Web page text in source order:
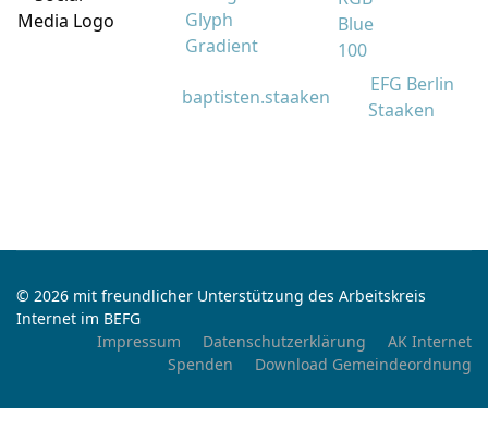
baptisten.staaken
EFG Berlin
Staaken
© 2026 mit freundlicher Unterstützung des Arbeitskreis
Internet im BEFG
Impressum
Datenschutzerklärung
AK Internet
Spenden
Download Gemeindeordnung